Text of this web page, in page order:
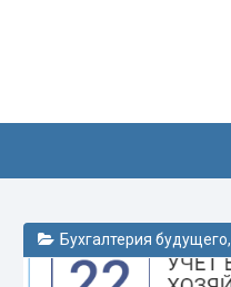
Бухгалтерия будущего,